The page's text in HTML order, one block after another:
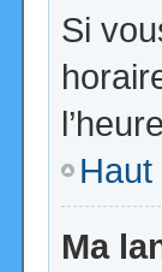
Si
Haut
Ma